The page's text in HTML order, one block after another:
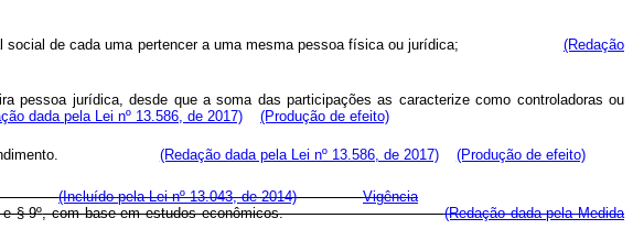
capital social de cada uma pertencer a uma mesma pessoa física ou jurídica; (Redação
pessoa jurídica, desde que a soma das participações as caracterize como controladoras ou
dada pela Lei nº 13.586, de 2017) (Produção de efeito)
empreendimento. (Redação dada pela Lei nº 13.586, de 2017) (Produção de efeito)
(Incluído pela Lei nº 13.043, de 2014)
Vigência
§ 9º, com base em estudos econômicos.(Redação dada pela Medida